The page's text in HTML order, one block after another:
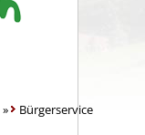
»
Bürgerservice